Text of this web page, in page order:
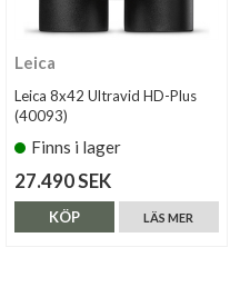
Leica
Leica 8x42 Ultravid HD-Plus
(40093)
Finns i lager
27.490 SEK
LÄS MER
KÖP